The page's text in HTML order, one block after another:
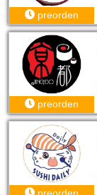
preorden
preorden